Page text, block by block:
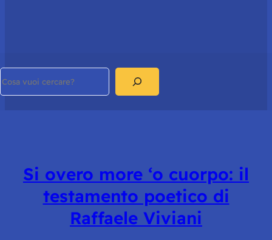
Si overo more ‘o cuorpo: il
testamento poetico di
Raffaele Viviani